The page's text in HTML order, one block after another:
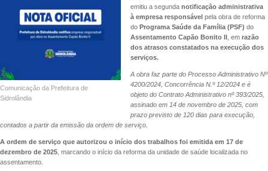
Comunicação da Prefeitura de
Sidrolândia
emitiu a segunda notificação administrativa
à empresa responsável pela obra de reforma
do Programa Saúde da Família (PSF) do
Assentamento Capão Bonito II, emrazão
dos atrasos constatados na execução dos
serviços.
A obra faz parte do Processo Administrativo Nº
4200/2024, Concorrência N.º 12/2024 e é
objeto do Contrato Administrativo nº 393/2025,
assinado em 14 de novembro de 2025, com
prazo previsto de 120 dias para execução,
contados a partir da emissão da ordem de serviço.
A ordem de serviço que autorizou o início dos trabalhos foi emitida em 17 de
dezembro de 2025 , marcando o início da reforma da unidade de saúde localizada no
assentamento.